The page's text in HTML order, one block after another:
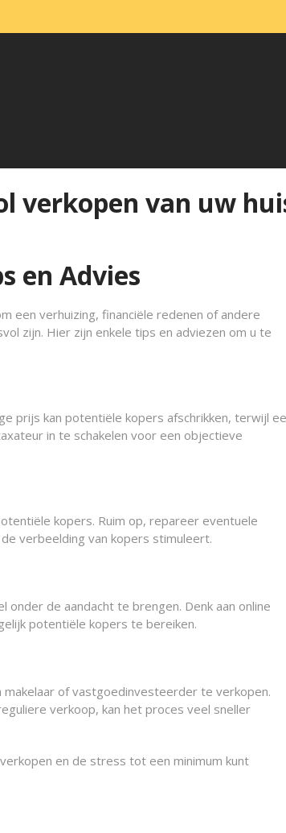
verkopen van uw
en Advies
een verhuizing, financiële redenen of andere
zijn. Hier zijn enkele tips en adviezen om u te
prijs kan potentiële kopers afschrikken, terwijl
in te schakelen voor een objectieve
kopers. Ruim op, repareer eventuele
verbeelding van kopers stimuleert.
de aandacht te brengen. Denk aan online
potentiële kopers te bereiken.
of vastgoedinvesteerder te verkopen.
verkoop, kan het proces veel sneller
en de stress tot een minimum kunt